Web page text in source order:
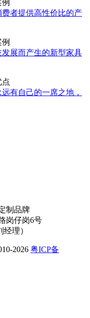
者提供高性价比的产
展而产生的新型家具
有自己的一席之地，
制品牌
岗仔岗6号
理）
2026 粤ICP备